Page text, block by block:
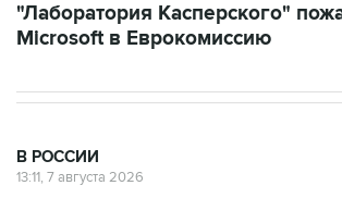
"Лаборатория Касперского"
Microsoft в Еврокомиссию
В РОССИИ
13:11, 7 августа 2026